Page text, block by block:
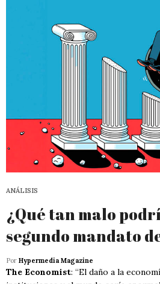
ANÁLISIS
¿Qué tan malo
segundo mandato
Por Hypermedia Magazine
The Economist: “El daño a la